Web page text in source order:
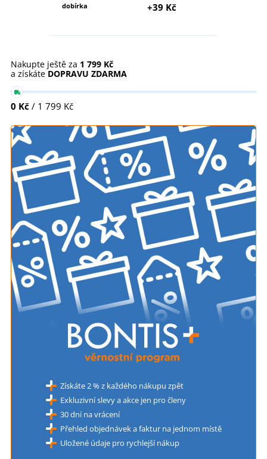
dobírka +39 Kč
Nakupte ještě za 1 799 Kč
a získáte DOPRAVU ZDARMA
0 Kč / 1 799 Kč
Získáte 2 % z každého nákupu zpět
Exkluzivní slevy a akce jen pro členy
30 dní na vrácení
Přehled objednávek a faktur na jednom místě
Uložené údaje pro rychlejší nákup